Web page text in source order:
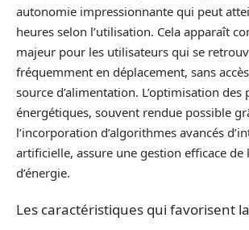
autonomie impressionnante qui peut
heures selon l’utilisation. Cela apparaît
majeur pour les utilisateurs qui se
fréquemment en déplacement, sans
source d’alimentation. L’optimisation des
énergétiques, souvent rendue possible
l’incorporation d’algorithmes avancés
artificielle, assure une gestion efficace
d’énergie.
Les caractéristiques qui favorisent